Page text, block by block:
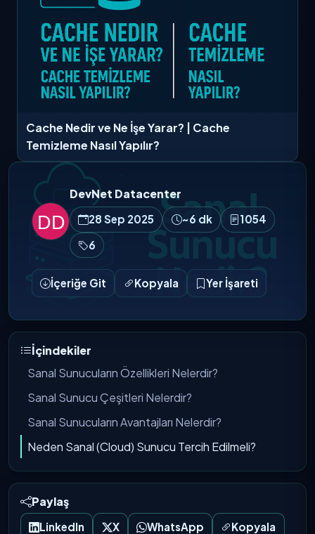
Cache Nedir ve Ne İşe Yarar? | Cache
Temizleme Nasıl Yapılır?
DevNet Datacenter
28 Sep 2025 ~6 dk
1054
6
İçeriğe Git Kopyala Yer İşareti
İçindekiler
Sanal Sunucuların Özellikleri Nelerdir?
Sanal Sunucu Çeşitleri Nelerdir?
Sanal Sunucuların Avantajları Nelerdir?
Neden Sanal (Cloud) Sunucu Tercih Edilmeli?
Paylaş
LinkedIn X WhatsApp Kopyala